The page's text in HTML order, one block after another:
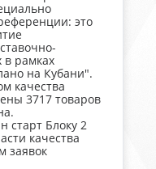
это
рамках
на Кубани".
качества
3717 товаров
старт Блоку 2
качества
заявок